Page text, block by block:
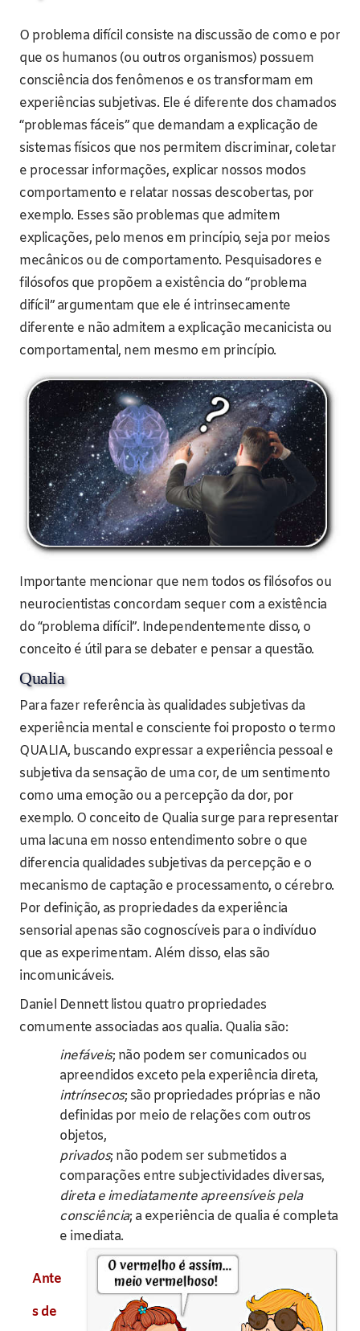
O problema difícil consiste na discussão de como e por
que os humanos (ou outros organismos) possuem
consciência dos fenômenos e os transformam em
experiências subjetivas. Ele é diferente dos chamados
“problemas fáceis” que demandam a explicação de
sistemas físicos que nos permitem discriminar, coletar
e processar informações, explicar nossos modos
comportamento e relatar nossas descobertas, por
exemplo. Esses são problemas que admitem
explicações, pelo menos em princípio, seja por meios
mecânicos ou de comportamento. Pesquisadores e
filósofos que propõem a existência do “problema
difícil” argumentam que ele é intrinsecamente
diferente e não admitem a explicação mecanicista ou
comportamental, nem mesmo em princípio.
Importante mencionar que nem todos os filósofos ou
neurocientistas concordam sequer com a existência
do “problema difícil”. Independentemente disso, o
conceito é útil para se debater e pensar a questão.
Qualia
Para fazer referência às qualidades subjetivas da
experiência mental e consciente foi proposto o termo
QUALIA, buscando expressar a experiência pessoal e
subjetiva da sensação de uma cor, de um sentimento
como uma emoção ou a percepção da dor, por
exemplo. O conceito de Qualia surge para representar
uma lacuna em nosso entendimento sobre o que
diferencia qualidades subjetivas da percepção e o
mecanismo de captação e processamento, o cérebro.
Por definição, as propriedades da experiência
sensorial apenas são cognoscíveis para o indivíduo
que as experimentam. Além disso, elas são
incomunicáveis.
Daniel Dennett listou quatro propriedades
comumente associadas aos qualia. Qualia são:
inefáveis; não podem ser comunicados ou
apreendidos exceto pela experiência direta,
intrínsecos; são propriedades próprias e não
definidas por meio de relações com outros
objetos,
privados; não podem ser submetidos a
comparações entre subjectividades diversas,
direta e imediatamente apreensíveis pela
consciência; a experiência de qualia é completa
e imediata.
Ante
s de